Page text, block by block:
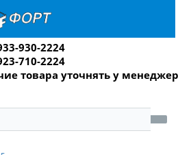
930-2224
710-2224
товара уточнять у